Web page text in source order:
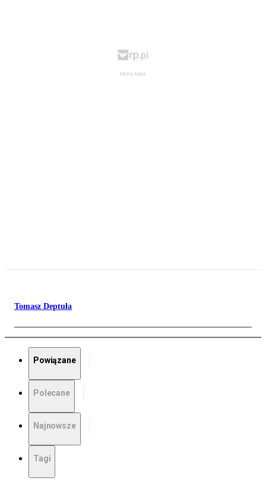
Tomasz Deptuła
Powiązane
Polecane
Najnowsze
Tagi